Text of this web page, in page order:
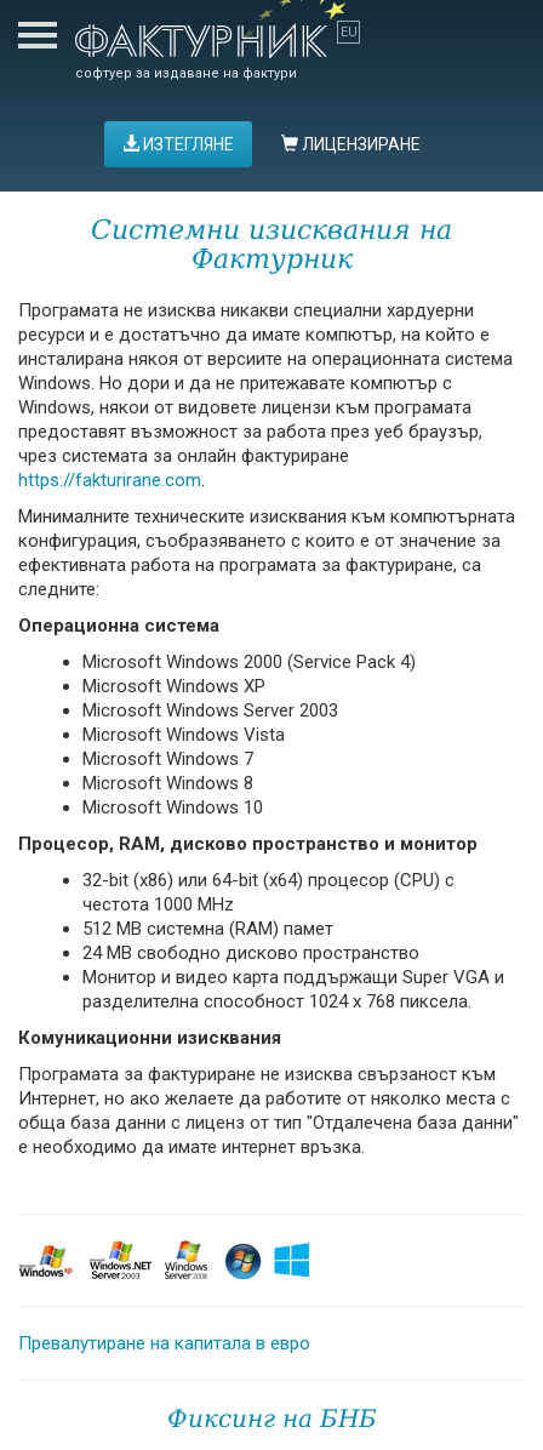
софтуер за издаване на фактури
ИЗТЕГЛЯНЕ ЛИЦЕНЗИРАНЕ
Системни изисквания на
Фактурник
Програмата не изисква никакви специални хардуерни
ресурси и е достатъчно да имате компютър, на който е
инсталирана някоя от версиите на операционната система
Windows. Но дори и да не притежавате компютър с
Windows, някои от видовете лицензи към програмата
предоставят възможност за работа през уеб браузър,
чрез системата за онлайн фактуриране
https://fakturirane.com.
Минималните техническите изисквания към компютърната
конфигурация, съобразяването с които е от значение за
ефективната работа на програмата за фактуриране, са
следните:
Операционна система
Microsoft Windows 2000 (Service Pack 4)
Microsoft Windows XP
Microsoft Windows Server 2003
Microsoft Windows Vista
Microsoft Windows 7
Microsoft Windows 8
Microsoft Windows 10
Процесор, RAM, дисково пространство и монитор
32-bit (x86) или 64-bit (x64) процесор (CPU) с
честота 1000 MHz
512 MB системна (RAM) памет
24 MB свободно дисково пространство
Монитор и видео карта поддържащи Super VGA и
разделителна способност 1024 x 768 пиксела.
Комуникационни изисквания
Програмата за фактуриране не изисква свързаност към
Интернет, но ако желаете да работите от няколко места с
обща база данни с лиценз от тип "Отдалечена база данни"
е необходимо да имате интернет връзка.
Превалутиране на капитала в евро
Фиксинг на БНБ